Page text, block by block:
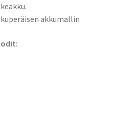
akkumallin